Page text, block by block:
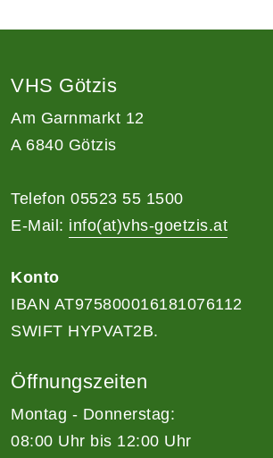
VHS Götzis
Am Garnmarkt 12
A 6840 Götzis
Telefon 05523 55 1500
E-Mail: info(at)vhs-goetzis.at
Konto
IBAN AT975800016181076112
SWIFT HYPVAT2B.
Öffnungszeiten
Montag - Donnerstag:
08:00 Uhr bis 12:00 Uhr